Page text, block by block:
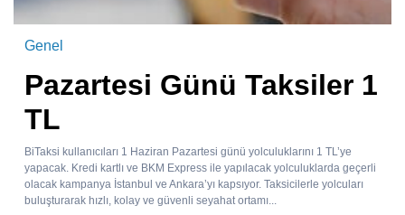
Genel
Pazartesi Günü Taksiler 1
TL
BiTaksi kullanıcıları 1 Haziran Pazartesi günü yolculuklarını 1 TL’ye
yapacak. Kredi kartlı ve BKM Express ile yapılacak yolculuklarda geçerli
olacak kampanya İstanbul ve Ankara’yı kapsıyor. Taksicilerle yolcuları
buluşturarak hızlı, kolay ve güvenli seyahat ortamı...